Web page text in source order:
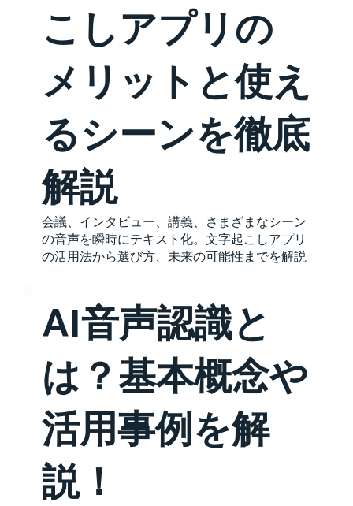
こしアプリの
メリットと使え
るシーンを徹底
解説
会議、インタビュー、講義、さまざまなシーン
の音声を瞬時にテキスト化。文字起こしアプリ
の活用法から選び方、未来の可能性までを解説
AI音声認識と
は？基本概念や
活用事例を解
説！